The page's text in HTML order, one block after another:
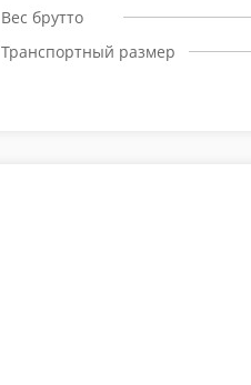
Вес брутто
Транспортный размер